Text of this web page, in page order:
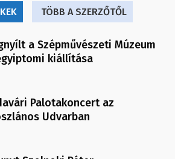
TÖBB A SZERZŐTŐL
a Szépművészeti Múzeum
kiállítása
Palotakoncert az
Udvarban